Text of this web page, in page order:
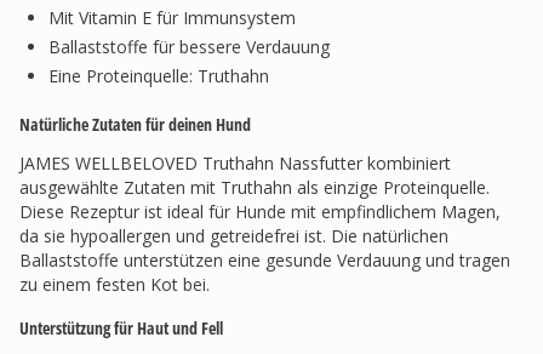
Mit Vitamin E für Immunsystem
Ballaststoffe für bessere Verdauung
Eine Proteinquelle: Truthahn
Natürliche Zutaten für deinen Hund
JAMES WELLBELOVED Truthahn Nassfutter kombiniert
ausgewählte Zutaten mit Truthahn als einzige Proteinquelle.
Diese Rezeptur ist ideal für Hunde mit empfindlichem Magen,
da sie hypoallergen und getreidefrei ist. Die natürlichen
Ballaststoffe unterstützen eine gesunde Verdauung und tragen
zu einem festen Kot bei.
Unterstützung für Haut und Fell